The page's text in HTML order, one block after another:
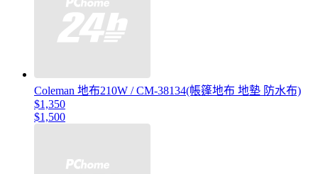
Coleman 地布210W / CM-38134(帳篷地布 地墊 防水布)
$1,350
$1,500